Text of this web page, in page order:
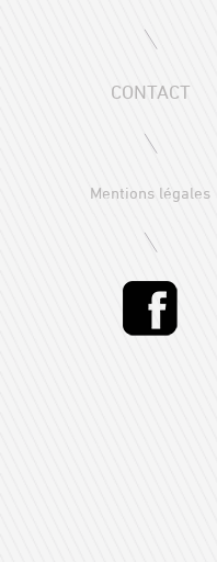
CONTACT
Mentions légales